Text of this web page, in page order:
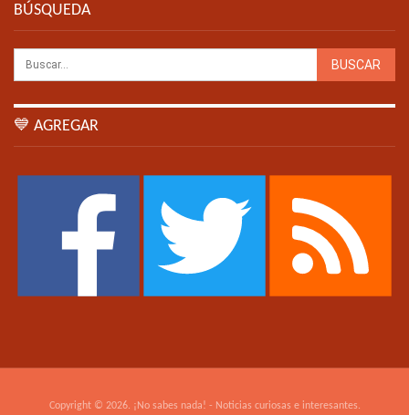
BÚSQUEDA
💙 AGREGAR
Copyright © 2026. ¡No sabes nada! - Noticias curiosas e interesantes.